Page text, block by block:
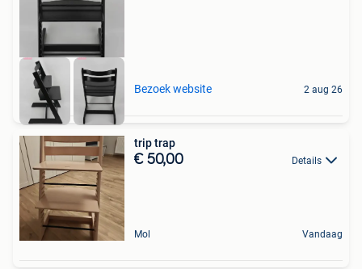
Bezoek website 2 aug 26
trip trap
€ 50,00 Details
Mol Vandaag